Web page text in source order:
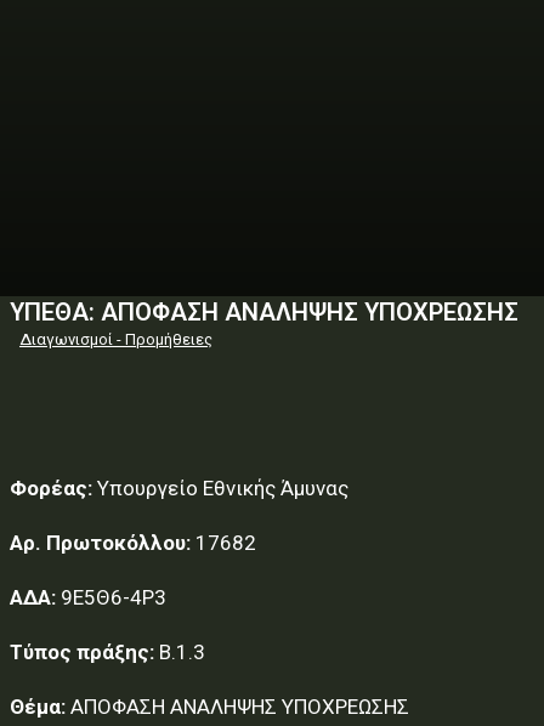
ΥΠΕΘΑ: ΑΠΟΦΑΣΗ ΑΝΑΛΗΨΗΣ ΥΠΟΧΡΕΩΣΗΣ
Διαγωνισμοί - Προμήθειες
Φορέας: Υπουργείο Εθνικής Άμυνας
Αρ. Πρωτοκόλλου: 17682
ΑΔΑ: 9Ε5Θ6-4Ρ3
Τύπος πράξης: Β.1.3
Θέμα: ΑΠΟΦΑΣΗ ΑΝΑΛΗΨΗΣ ΥΠΟΧΡΕΩΣΗΣ